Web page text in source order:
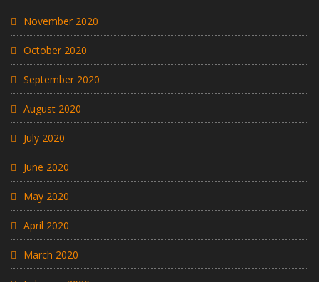
November 2020
October 2020
September 2020
August 2020
July 2020
June 2020
May 2020
April 2020
March 2020